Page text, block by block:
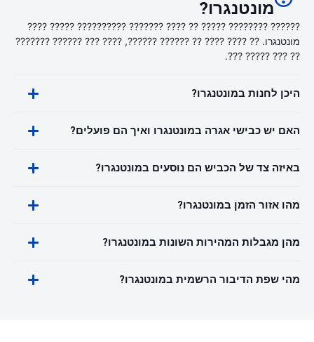
מונטנגרו?
?????? ???????? ????? ?? ???? ??????? ?????????? ????? ????
מונטנגרו. ?? ???? ???? ?? ?????? ??????, ???? ??? ?????? ???????
?? ??? ????? ???.
היכן לחנות במונטנגרו?
האם יש כבישי אגרה במונטנגרו ואיך הם פועלים?
באיזה צד של הכביש הם נוסעים במונטנגרו?
מהו אזור הזמן במונטנגרו?
מהן מגבלות המהירות השונות במונטנגרו?
מהי שפת הדיבור הרשמית במונטנגרו?